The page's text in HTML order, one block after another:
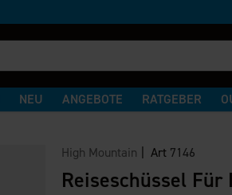
NEU ANGEBOTE RATGEBER
High Mountain | Art 7146
Reiseschüssel Für